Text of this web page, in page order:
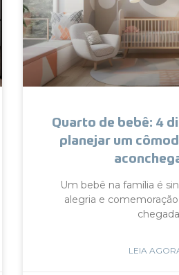
Quarto de bebê: 4
planejar um
Um bebê na família é
alegria e
chegada
LEIA